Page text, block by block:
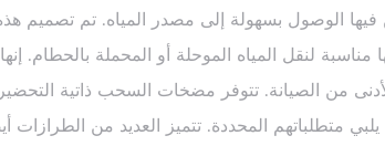
فيها الوصول بسهولة إلى مصدر المياه. تم تصميم
مناسبة لنقل المياه الموحلة أو المحملة بالحطام.
من الصيانة. تتوفر مضخات السحب ذاتية
متطلباتهم المحددة. تتميز العديد من الطرازات